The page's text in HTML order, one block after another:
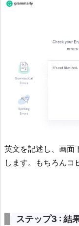
英文を記述し、画面
します。もちろんコ
ステップ3 : 結